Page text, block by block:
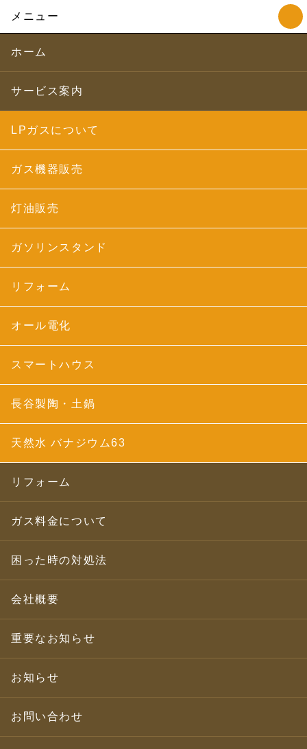
メニュー
ホーム
サービス案内
LPガスについて
ガス機器販売
灯油販売
ガソリンスタンド
リフォーム
オール電化
スマートハウス
長谷製陶・土鍋
天然水 バナジウム63
リフォーム
ガス料金について
困った時の対処法
会社概要
重要なお知らせ
お知らせ
お問い合わせ